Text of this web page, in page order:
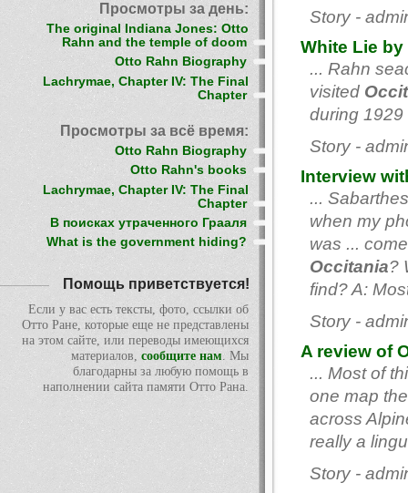
Story -
White Lie
... Rahn
visited
during 1929
Story -
Interview
...
when my
was ...
Occitania?
find? A:
Story -
A review of
... Most of
one map
across
really a
Story -
Просмотры за день:
The original Indiana Jones: Otto
Rahn and the temple of doom
Otto Rahn Biography
Lachrymae, Chapter IV: The Final
Chapter
Просмотры за всё время:
Otto Rahn Biography
Otto Rahn's books
Lachrymae, Chapter IV: The Final
Chapter
В поисках утраченного Грааля
What is the government hiding?
Помощь приветствуется!
Если у вас есть тексты, фото, ссылки об
Отто Ране, которые еще не представлены
на этом сайте, или переводы имеющихся
материалов, сообщите нам. Мы
благодарны за любую помощь в
наполнении сайта памяти Отто Рана.